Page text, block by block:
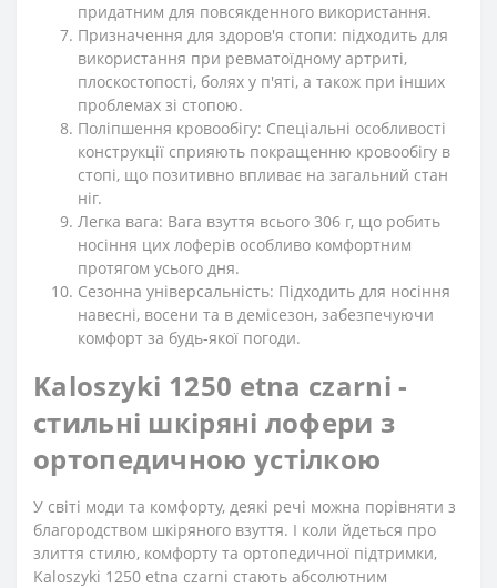
придатним для повсякденного використання.
Призначення для здоров'я стопи: підходить для
використання при ревматоїдному артриті,
плоскостопості, болях у п'яті, а також при інших
проблемах зі стопою.
Поліпшення кровообігу: Спеціальні особливості
конструкції сприяють покращенню кровообігу в
стопі, що позитивно впливає на загальний стан
ніг.
Легка вага: Вага взуття всього 306 г, що робить
носіння цих лоферів особливо комфортним
протягом усього дня.
Сезонна універсальність: Підходить для носіння
навесні, восени та в демісезон, забезпечуючи
комфорт за будь-якої погоди.
Kaloszyki 1250 etna czarni -
стильні шкіряні лофери з
ортопедичною устілкою
У світі моди та комфорту, деякі речі можна порівняти з
благородством шкіряного взуття. І коли йдеться про
злиття стилю, комфорту та ортопедичної підтримки,
Kaloszyki 1250 etna czarni стають абсолютним